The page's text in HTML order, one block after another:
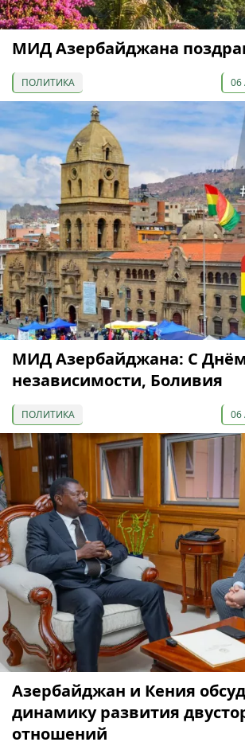
МИД Азербайджана
ПОЛИТИКА 06
МИД Азербайджана: С
независимости, Боливия
ПОЛИТИКА 06
Азербайджан и Кения
динамику развития
отношений